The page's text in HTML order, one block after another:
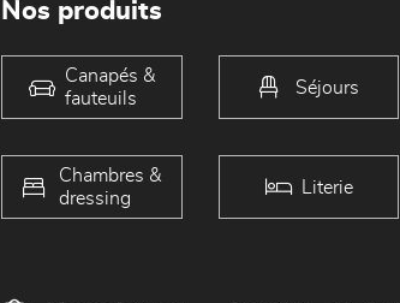
Nos produits
Canapés &
fauteuils
Séjours
Chambres &
dressing
Literie